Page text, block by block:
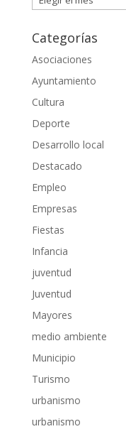
Categorías
Asociaciones
Ayuntamiento
Cultura
Deporte
Desarrollo local
Destacado
Empleo
Empresas
Fiestas
Infancia
juventud
Juventud
Mayores
medio ambiente
Municipio
Turismo
urbanismo
urbanismo